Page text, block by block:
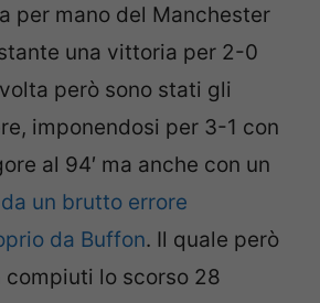
per mano del Manchester
una vittoria per 2-0
però sono stati gli
imponendosi per 3-1 con
al 94′ ma anche con un
da un brutto errore
da Buffon. Il quale però
compiuti lo scorso 28